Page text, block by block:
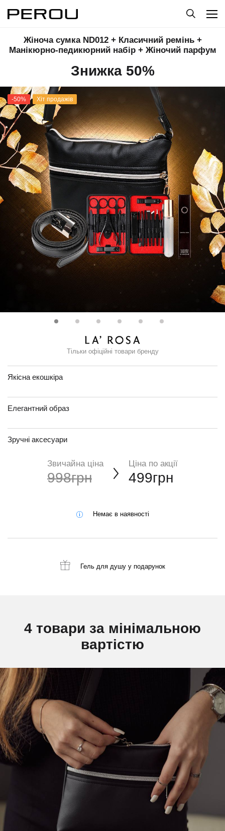
Жіноча сумка ND012 + Класичний ремінь +
Манікюрно-педикюрний набір + Жіночий парфум
Знижка 50%
-50% Хіт продажів
Тільки офіційні товари бренду
Якісна екошкіра
Елегантний образ
Зручні аксесуари
Звичайна ціна
998грн
Ціна по акції
499грн
Немає в наявності
Гель для душуу подарунок
4 товари за мінімальною
вартістю